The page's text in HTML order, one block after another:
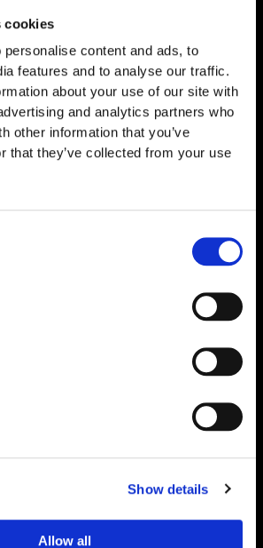
cookies
content and ads, to
features and to analyse our traffic.
about your use of our site with
and analytics partners who
other information that you’ve
that they’ve collected from your use
Show details
Allow all